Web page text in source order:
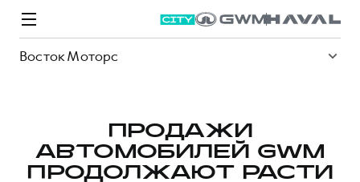
Восток Моторс
Модели
Покупателям
Владельцам
Спецпредложения
О дилере
ПРОДАЖИ
АВТОМОБИЛЕЙ GWM
ПРОДОЛЖАЮТ РАСТИ